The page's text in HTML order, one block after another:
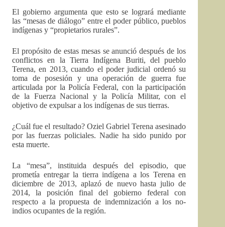
El gobierno argumenta que esto se logrará mediante
las “mesas de diálogo” entre el poder público, pueblos
indígenas y “propietarios rurales”.
El propósito de estas mesas se anunció después de los
conflictos en la Tierra Indígena Buriti, del pueblo
Terena, en 2013, cuando el poder judicial ordenó su
toma de posesión y una operación de guerra fue
articulada por la Policía Federal, con la participación
de la Fuerza Nacional y la Policía Militar, con el
objetivo de expulsar a los indígenas de sus tierras.
¿Cuál fue el resultado? Oziel Gabriel Terena asesinado
por las fuerzas policiales. Nadie ha sido punido por
esta muerte.
La “mesa”, instituida después del episodio, que
prometía entregar la tierra indígena a los Terena en
diciembre de 2013, aplazó de nuevo hasta julio de
2014, la posición final del gobierno federal con
respecto a la propuesta de indemnización a los no-
indios ocupantes de la región.